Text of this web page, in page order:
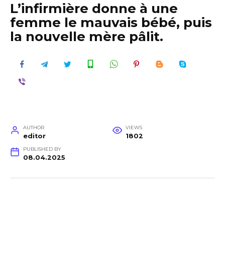
L’infirmière donne à une
femme le mauvais bébé, puis
la nouvelle mère pâlit.
AUTHOR
editor
VIEWS
1802
PUBLISHED BY
08.04.2025